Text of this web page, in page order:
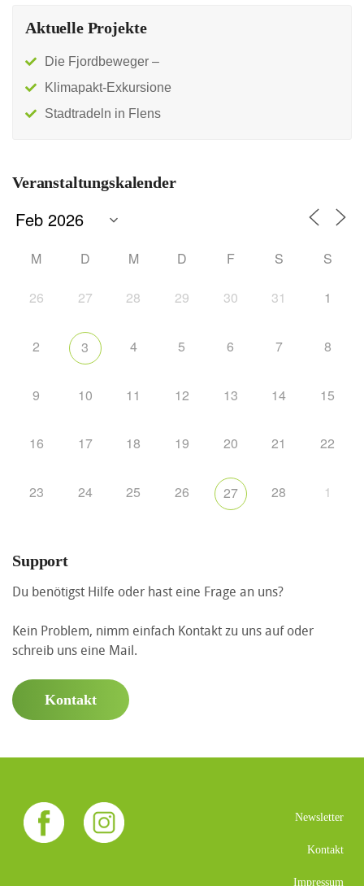
Aktuelle Projekte
Die Fjordbeweger –
Klimapakt-Exkursione
Stadtradeln in Flens
Veranstaltungskalender
M D M D F S S
26 27 28 29 30 31 1
2 3 4 5 6 7 8
9 10 11 12 13 14 15
16 17 18 19 20 21 22
23 24 25 26 27 28 1
Support
Du benötigst Hilfe oder hast eine Frage an uns?
Kein Problem, nimm einfach Kontakt zu uns auf oder
schreib uns eine Mail.
Kontakt
Newsletter
Kontakt
Impressum